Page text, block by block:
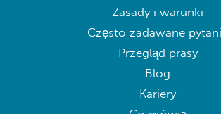
Zasady i warunki
Często zadawane
Przegląd prasy
Blog
Kariery